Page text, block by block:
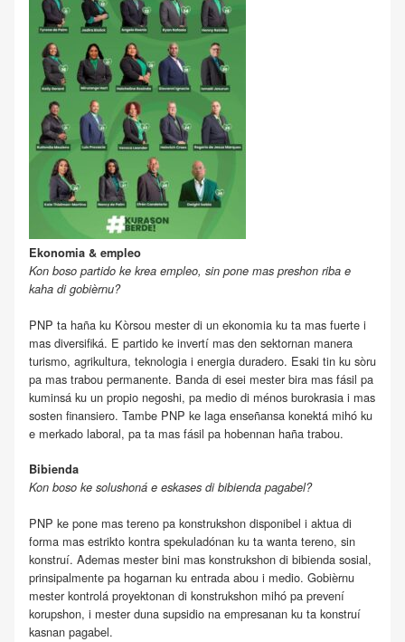
Ekonomia & empleo
Kon boso partido ke krea empleo, sin pone mas preshon riba e
kaha di gobièrnu?
PNP ta haña ku Kòrsou mester di un ekonomia ku ta mas fuerte i
mas diversifiká. E partido ke invertí mas den sektornan manera
turismo, agrikultura, teknologia i energia duradero. Esaki tin ku sòru
pa mas trabou permanente. Banda di esei mester bira mas fásil pa
kuminsá ku un propio negoshi, pa medio di ménos burokrasia i mas
sosten finansiero. Tambe PNP ke laga enseñansa konektá mihó ku
e merkado laboral, pa ta mas fásil pa hobennan haña trabou.
Bibienda
Kon boso ke solushoná e eskases di bibienda pagabel?
PNP ke pone mas tereno pa konstrukshon disponibel i aktua di
forma mas estrikto kontra spekuladónan ku ta wanta tereno, sin
konstruí. Ademas mester bini mas konstrukshon di bibienda sosial,
prinsipalmente pa hogarnan ku entrada abou i medio. Gobièrnu
mester kontrolá proyektonan di konstrukshon mihó pa prevení
korupshon, i mester duna supsidio na empresanan ku ta konstruí
kasnan pagabel.